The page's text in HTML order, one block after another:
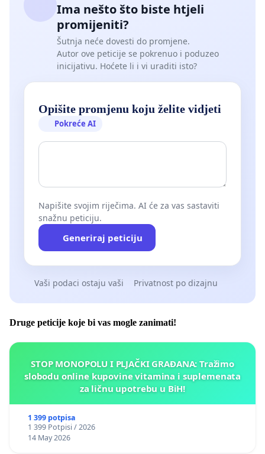
Ima nešto što biste htjeli
promijeniti?
Šutnja neće dovesti do promjene.
Autor ove peticije se pokrenuo i poduzeo
inicijativu. Hoćete li i vi uraditi isto?
Opišite promjenu koju želite vidjeti
Pokreće AI
Napišite svojim riječima. AI će za vas sastaviti
snažnu peticiju.
Generiraj peticiju
Vaši podaci ostaju vaši Privatnost po dizajnu
Druge peticije koje bi vas mogle zanimati!
STOP MONOPOLU I PLJAČKI GRAĐANA: Tražimo
slobodu online kupovine vitamina i suplemenata
za ličnu upotrebu u BiH!
1 399 potpisa
1 399 Potpisi / 2026
14 May 2026